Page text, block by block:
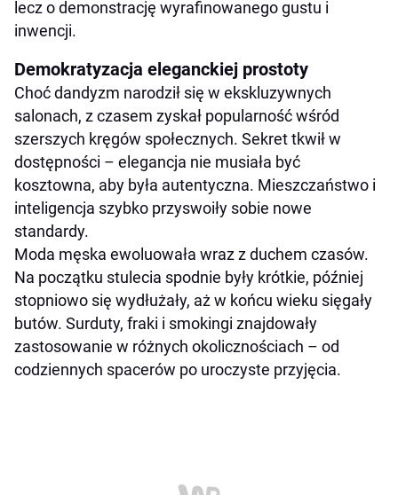
lecz o demonstrację wyrafinowanego gustu i
inwencji.
Demokratyzacja eleganckiej prostoty
Choć dandyzm narodził się w ekskluzywnych
salonach, z czasem zyskał popularność wśród
szerszych kręgów społecznych. Sekret tkwił w
dostępności – elegancja nie musiała być
kosztowna, aby była autentyczna. Mieszczaństwo i
inteligencja szybko przyswoiły sobie nowe
standardy.
Moda męska ewoluowała wraz z duchem czasów.
Na początku stulecia spodnie były krótkie, później
stopniowo się wydłużały, aż w końcu wieku sięgały
butów. Surduty, fraki i smokingi znajdowały
zastosowanie w różnych okolicznościach – od
codziennych spacerów po uroczyste przyjęcia.